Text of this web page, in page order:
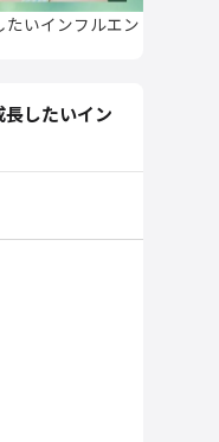
いインフルエン
したいイン